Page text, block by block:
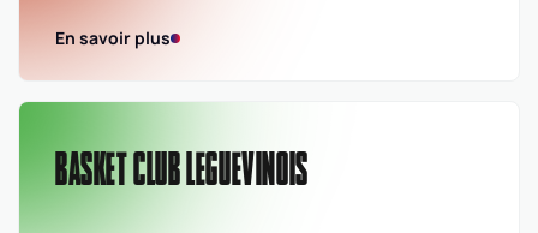
En savoir plus
BASKET CLUB LEGUEVINOIS